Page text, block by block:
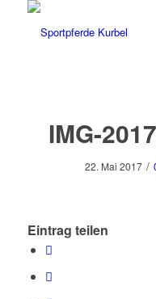
IMG-
22. Mai 2017 /
Eintrag teilen